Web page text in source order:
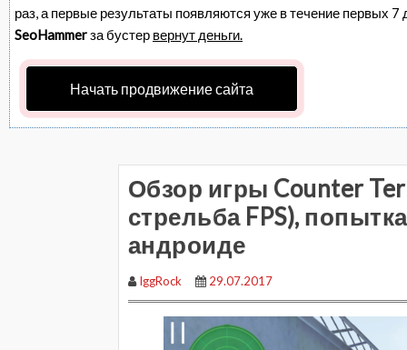
раз, а первые результаты появляются уже в течение первых
SeoHammerза бустер вернут деньги.
Начать продвижение сайта
Обзор игры Counter
стрельба FPS),
андроиде
IggRock 29.07.2017